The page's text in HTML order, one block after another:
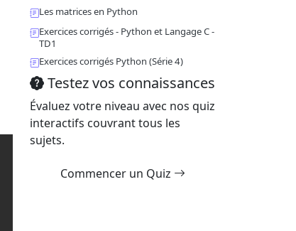
Les matrices en Python
Exercices corrigés - Python et Langage C -
TD1
Exercices corrigés Python (Série 4)
Testez vos connaissances
Évaluez votre niveau avec nos quiz
interactifs couvrant tous les
sujets.
Commencer un Quiz